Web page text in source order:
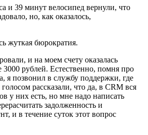
и 39 минут велосипед вернули, что
но, как оказалось,
жуткая бюрократия.
и на моем счету оказалась
3000 рублей. Естественно, помня про
я позвонил в службу поддержки, где
рассказали, что да, в CRM вся
у них есть, но мне надо написать
задолженность и
и в течение суток этот вопрос